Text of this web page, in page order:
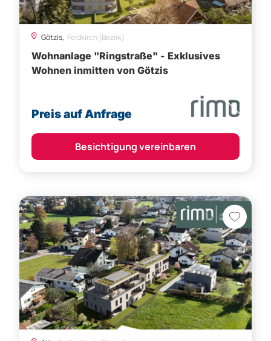
Götzis, Feldkirch (Bezirk)
Wohnanlage "Ringstraße" - Exklusives
Wohnen inmitten von Götzis
Preis auf Anfrage
Besichtigung vereinbaren